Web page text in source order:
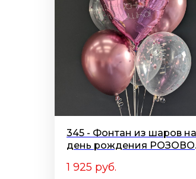
345 - Фонтан из шаров на
день рождения
1 925 руб.